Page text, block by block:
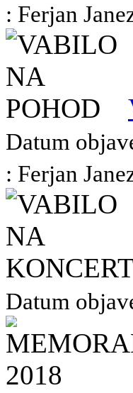
: Ferjan
Datum
: Ferjan
Datum